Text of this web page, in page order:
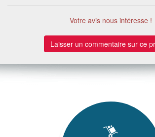
Votre avis nous intéresse !
Laisser un commentaire sur ce